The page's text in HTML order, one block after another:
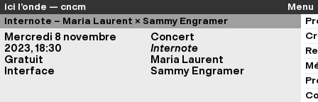
ici l’onde — cncm
Menu
Internote – Maria Laurent × Sammy Engramer
Mercredi 8 novembre
2023, 18:30
Gratuit
Interface
Concert
Internote
Maria Laurent
Sammy Engramer